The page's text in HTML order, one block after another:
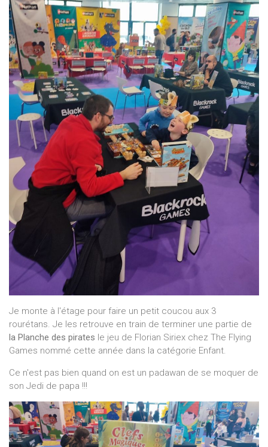
Je monte à l'étage pour faire un petit coucou aux 3
rourétans. Je les retrouve en train de terminer une partie de
la Planche des pirates le jeu de Florian Siriex chez The Flying
Games nommé cette année dans la catégorie Enfant.
Ce n'est pas bien quand on est un padawan de se moquer de
son Jedi de papa !!!